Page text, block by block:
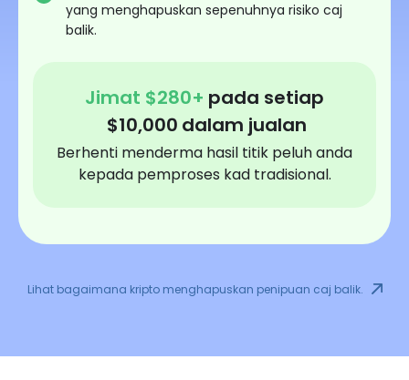
yang menghapuskan sepenuhnya risiko caj
balik.
Jimat $280+ pada setiap
$10,000 dalam jualan
Berhenti menderma hasil titik peluh anda
kepada pemproses kad tradisional.
Lihat bagaimana kripto menghapuskan penipuan caj balik.